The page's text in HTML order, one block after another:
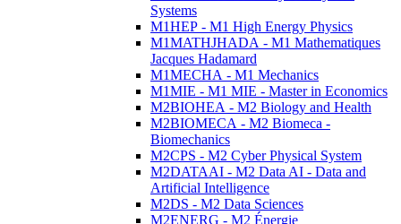
Systems
M1HEP - M1 High Energy Physics
M1MATHJHADA - M1 Mathematiques
Jacques Hadamard
M1MECHA - M1 Mechanics
M1MIE - M1 MIE - Master in Economics
M2BIOHEA - M2 Biology and Health
M2BIOMECA - M2 Biomeca -
Biomechanics
M2CPS - M2 Cyber Physical System
M2DATAAI - M2 Data AI - Data and
Artificial Intelligence
M2DS - M2 Data Sciences
M2ENERG - M2 Énergie